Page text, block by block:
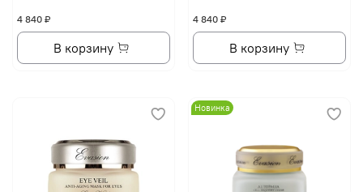
4 840 ₽
В корзину
4 840 ₽
В корзину
Новинка